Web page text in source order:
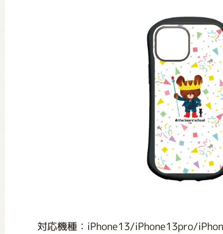
対応機種：iPhone13/iPhone13pro/
ミュージカル・コンサート
おたのしみコンテンツ(クイズ・
チア ジャッキーズ！